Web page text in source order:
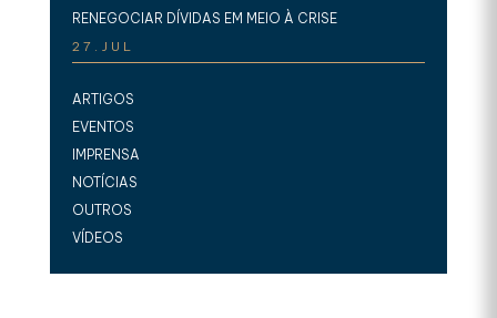
RENEGOCIAR DÍVIDAS EM MEIO À CRISE
27.JUL
ARTIGOS
EVENTOS
IMPRENSA
NOTÍCIAS
OUTROS
VÍDEOS